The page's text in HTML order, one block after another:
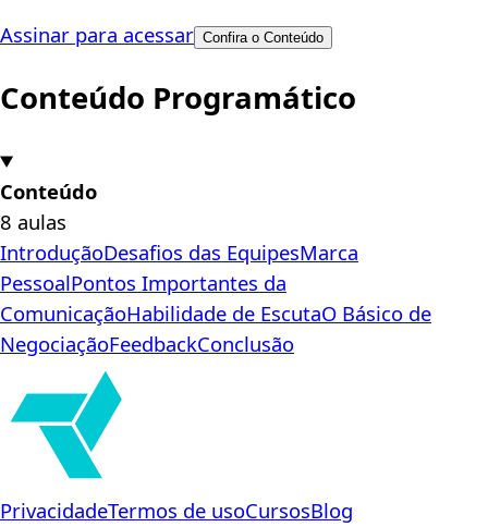
Assinar para acessar Confira o Conteúdo
Conteúdo Programático
Conteúdo
8 aulas
IntroduçãoDesafios das EquipesMarca
PessoalPontos Importantes da
ComunicaçãoHabilidade de EscutaO Básico de
NegociaçãoFeedbackConclusão
PrivacidadeTermos de usoCursosBlog